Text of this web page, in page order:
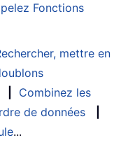
Fonctions
mettre en
Combinez les
de données
...